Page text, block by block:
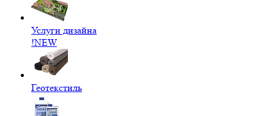
Услуги дизайна
!NEW
Геотекстиль